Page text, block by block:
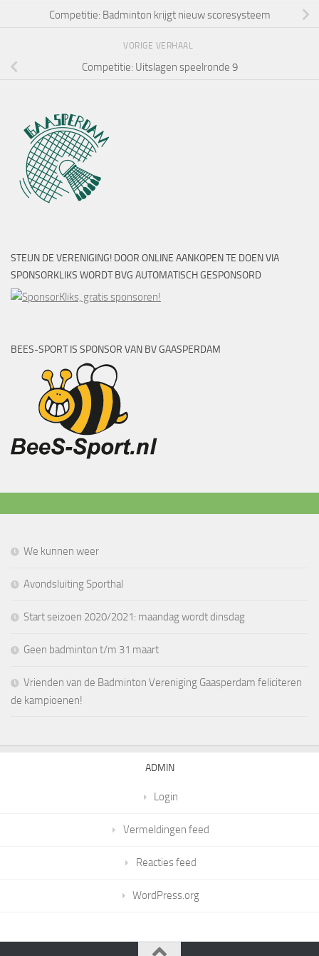
Competitie: Badminton krijgt nieuw scoresysteem
VORIGE VERHAAL
Competitie: Uitslagen speelronde 9
STEUN DE VERENIGING! DOOR ONLINE AANKOPEN TE DOEN VIA
SPONSORKLIKS WORDT BVG AUTOMATISCH GESPONSORD
BEES-SPORT IS SPONSOR VAN BV GAASPERDAM
We kunnen weer
Avondsluiting Sporthal
Start seizoen 2020/2021: maandag wordt dinsdag
Geen badminton t/m 31 maart
Vrienden van de Badminton Vereniging Gaasperdam feliciteren
de kampioenen!
ADMIN
Login
Vermeldingen feed
Reacties feed
WordPress.org